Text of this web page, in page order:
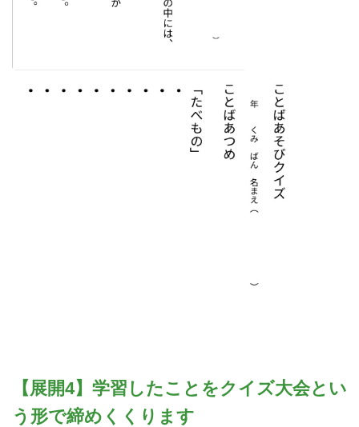
【展開4】学習したことをクイズ大会とい
う形で締めくくります